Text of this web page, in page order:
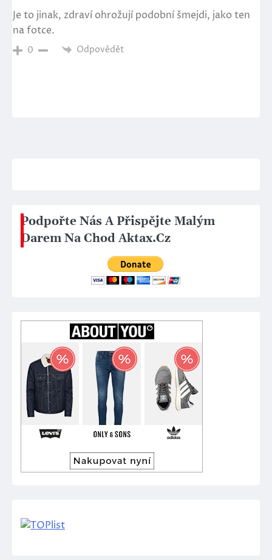
Je to jinak, zdraví ohrožují podobní šmejdi, jako ten
na fotce.
0 Odpovědět
Podpořte Nás A Přispějte Malým
Darem Na Chod Aktax.Cz